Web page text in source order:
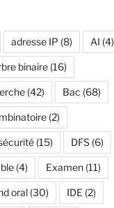
adresse IP (8) AI (4)
binaire(16)
(42) Bac (68)
(2)
(15) DFS(6)
(4) Examen(11)
oral(30) IDE (2)